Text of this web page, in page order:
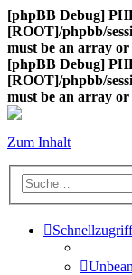
[phpBB Debug]
[ROOT]/phpbb/
must be an array
[phpBB Debug]
[ROOT]/phpbb/
must be an array
Zum Inhalt
Schnellzugriff